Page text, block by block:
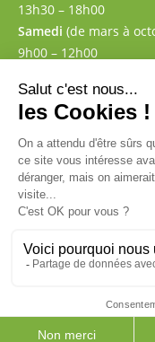
13h30 – 18h00
Samedi (de mars à
9h00 – 12h00